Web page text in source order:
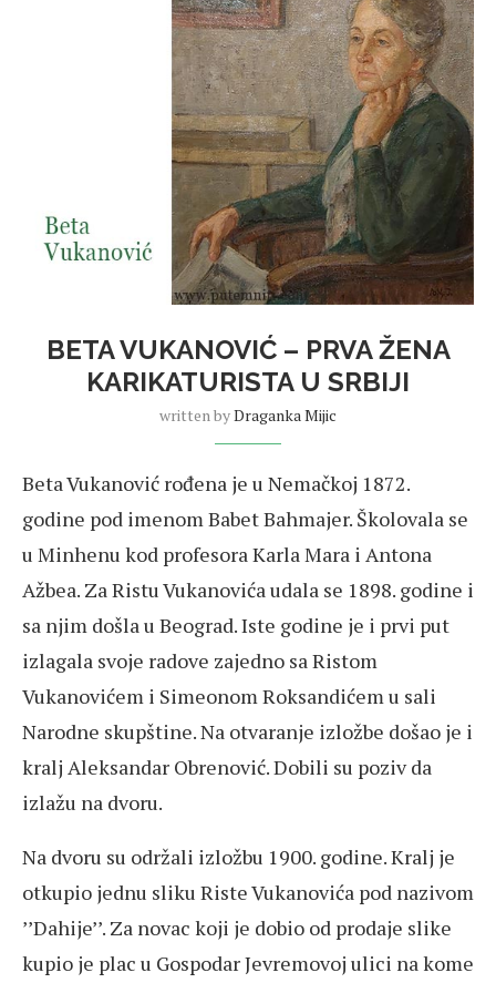
BETA VUKANOVIĆ – PRVA ŽENA
KARIKATURISTA U SRBIJI
written byDraganka Mijic
Beta Vukanović rođena je u Nemačkoj 1872.
godine pod imenom Babet Bahmajer. Školovala se
u Minhenu kod profesora Karla Mara i Antona
Ažbea. Za Ristu Vukanovića udala se 1898. godine i
sa njim došla u Beograd. Iste godine je i prvi put
izlagala svoje radove zajedno sa Ristom
Vukanovićem i Simeonom Roksandićem u sali
Narodne skupštine. Na otvaranje izložbe došao je i
kralj Aleksandar Obrenović. Dobili su poziv da
izlažu na dvoru.
Na dvoru su održali izložbu 1900. godine. Kralj je
otkupio jednu sliku Riste Vukanovića pod nazivom
’’Dahije’’. Za novac koji je dobio od prodaje slike
kupio je plac u Gospodar Jevremovoj ulici na kome